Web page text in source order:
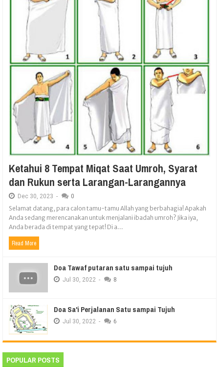
Ketahui 8 Tempat Miqat Saat Umroh, Syarat
dan Rukun serta Larangan-Larangannya
Dec 30, 2023 - 0
Selamat datang, para calon tamu-tamu Allah yang berbahagia! Apakah
Anda sedang merencanakan untuk menjalani ibadah umroh? Jika iya,
Anda berada di tempat yang tepat! Di a...
Read More
Doa Tawaf putaran satu sampai tujuh
Jul 30, 2022 - 8
Doa Sa'i Perjalanan Satu sampai Tujuh
Jul 30, 2022 - 6
POPULAR POSTS